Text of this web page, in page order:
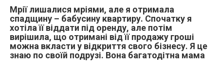
Мрії лишалися мріями, але я отримала
спадщину – бабусину квартиру. Спочатку я
хотіла її віддати під оренду, але потім
вирішила, що отримані від її продажу гроші
можна вкласти у відкриття свого бізнесу. Я це
знаю по своїй подрузі. Вона багатодітна мама